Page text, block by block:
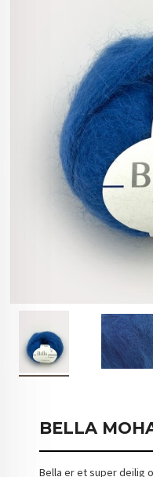
BELLA
Bella er et super deilig